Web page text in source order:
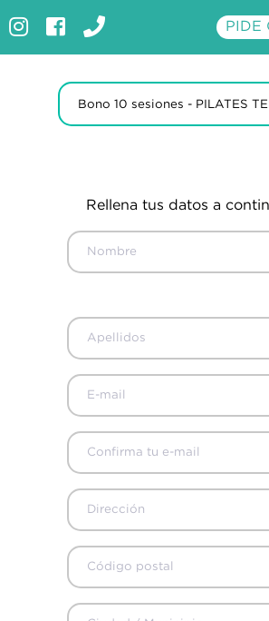
INICIO
CLÍNICA
APARATOLOGÍA
+34 915 98 32 88
info@fixus.es
PIDE
Compra
Rellena tus datos a